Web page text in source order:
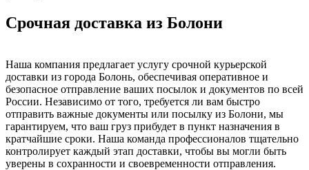
Срочная доставка из Болони
Наша компания предлагает услугу срочной курьерской
доставки из города Болонь, обеспечивая оперативное и
безопасное отправление ваших посылок и документов по всей
России. Независимо от того, требуется ли вам быстро
отправить важные документы или посылку из Болони, мы
гарантируем, что ваш груз прибудет в пункт назначения в
кратчайшие сроки. Наша команда профессионалов тщательно
контролирует каждый этап доставки, чтобы вы могли быть
уверены в сохранности и своевременности отправления.